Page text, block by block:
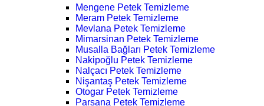
Mengene Petek Temizleme
Meram Petek Temizleme
Mevlana Petek Temizleme
Mimarsinan Petek Temizleme
Musalla Bağları Petek Temizleme
Nakipoğlu Petek Temizleme
Nalçacı Petek Temizleme
Nişantaş Petek Temizleme
Otogar Petek Temizleme
Parsana Petek Temizleme